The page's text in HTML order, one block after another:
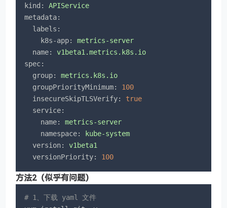
kind:
APIService
metadata:
labels:
k8s-app:
metrics-server
name:
v1beta1.metrics.k8s.io
spec:
group:
metrics.k8s.io
groupPriorityMinimum:
100
insecureSkipTLSVerify:
true
service:
name:
metrics-server
namespace:
kube-system
version:
v1beta1
versionPriority:
100
方法2（似乎有问题）
# 1、下载 yaml 文件